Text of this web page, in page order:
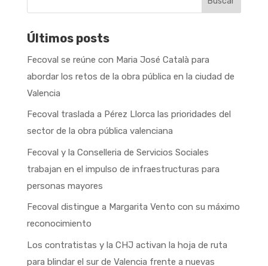
Últimos posts
Fecoval se reúne con Maria José Català para
abordar los retos de la obra pública en la ciudad de
Valencia
Fecoval traslada a Pérez Llorca las prioridades del
sector de la obra pública valenciana
Fecoval y la Conselleria de Servicios Sociales
trabajan en el impulso de infraestructuras para
personas mayores
Fecoval distingue a Margarita Vento con su máximo
reconocimiento
Los contratistas y la CHJ activan la hoja de ruta
para blindar el sur de Valencia frente a nuevas